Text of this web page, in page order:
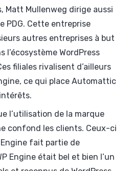
Matt Mullenweg dirige aussi
PDG. Cette entreprise
autres entreprises à but
WordPress
filiales rivalisent d’ailleurs
ce qui place Automattic
l’utilisation de la marque
confond les clients. Ceux-ci
Engine fait partie de
Engine était bel et bien l’un